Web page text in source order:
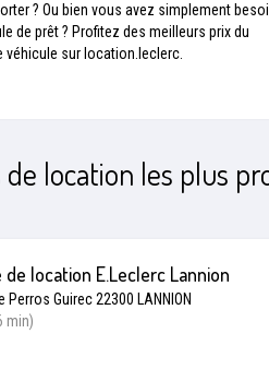
? Ou bien vous avez simplement
de prêt ? Profitez des meilleurs prix du
véhicule sur location.leclerc.
de location les plus
de location E.Leclerc Lannion
Perros Guirec 22300 LANNION
min)